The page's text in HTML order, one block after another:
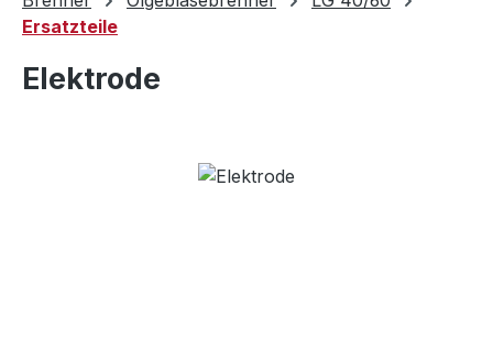
Ersatzteile
Elektrode
Bildergalerie überspringen